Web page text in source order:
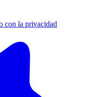
con la privacidad